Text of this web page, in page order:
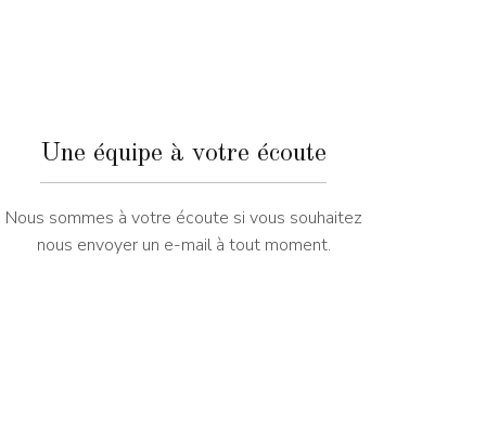
Une équipe à votre écoute
Nous sommes à votre écoute si vous souhaitez
nous envoyer un e-mail à tout moment.